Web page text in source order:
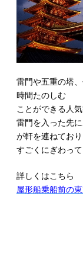
雷門や五重の塔
時間たのしむ
ことができる人
雷門を入った先
が軒を連ねており
すごくにぎわって
詳しくはこちら
屋形船乗船前の